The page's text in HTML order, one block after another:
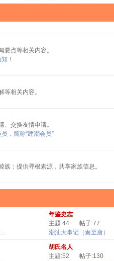
要点等相关内容。
！
等相关内容。
、交换友情申请。
，简称“建潮会员”
族；提供寻根索源，共享家族信息。
年鉴史志
主题:44
帖子:77
潮汕大事记（秦至唐）
胡氏名人
主题:52
帖子:130